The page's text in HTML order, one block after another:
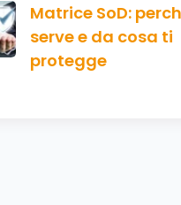
Matrice SoD:
serve e da cosa ti
protegge